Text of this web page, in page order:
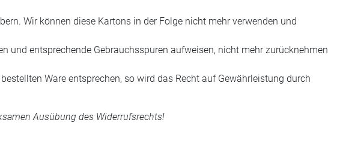
Wir können diese Kartons in der Folge nicht mehr verwenden und
und entsprechende Gebrauchsspuren aufweisen, nicht mehr zurücknehmen
Ware entsprechen, so wird das Recht auf Gewährleistung durch
Ausübung des Widerrufsrechts!